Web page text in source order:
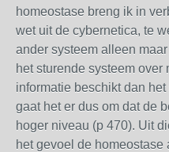
homeostase breng ik in
wet uit de cybernetica, te
ander systeem alleen
het sturende systeem over
informatie beschikt dan
gaat het er dus om dat de
hoger niveau (p 470). Uit
het gevoel de